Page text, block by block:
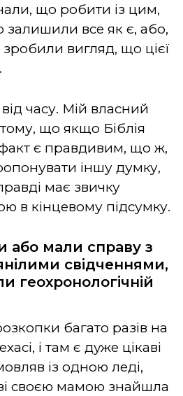
що робити із цим,
залишили все як є, або,
вигляд, що цієї
від часу. Мій власний
що якщо Біблія
є правдивим, що ж,
іншу думку,
має звичку
в кінцевому підсумку.
або мали справу з
свідченнями,
геохронологічній
багато разів на
і там є дуже цікаві
із одною леді,
своєю мамою знайшла